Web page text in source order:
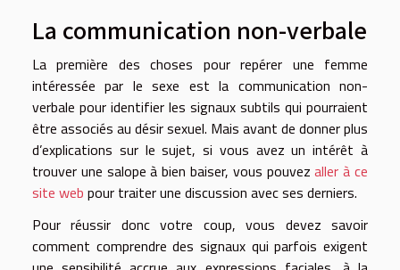
La communication non-verbale
La première des choses pour repérer une femme
intéressée par le sexe est la communication non-
verbale pour identifier les signaux subtils qui pourraient
être associés au désir sexuel. Mais avant de donner plus
d’explications sur le sujet, si vous avez un intérêt à
trouver une salope à bien baiser, vous pouvezaller à ce
site web pour traiter une discussion avec ses derniers.
Pour réussir donc votre coup, vous devez savoir
comment comprendre des signaux qui parfois exigent